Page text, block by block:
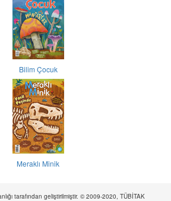
Bilim Çocuk
Meraklı Minik
tarafından geliştirilmiştir. © 2009-2020, TÜBİTAK